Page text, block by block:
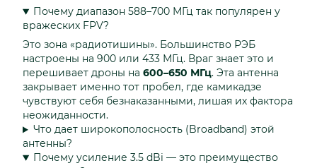
Почему диапазон 588–700 МГц так популярен у
вражеских FPV?
Это зона «радиотишины». Большинство РЭБ
настроены на 900 или 433 МГц. Враг знает это и
перешивает дроны на 600–650 МГц. Эта антенна
закрывает именно тот пробел, где камикадзе
чувствуют себя безнаказанными, лишая их фактора
неожиданности.
Что дает широкополосность (Broadband) этой
антенны?
Почему усиление 3.5 dBi — это преимущество